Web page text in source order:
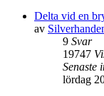
Delta vid en
av
9 Svar
19747
Senaste
lördag